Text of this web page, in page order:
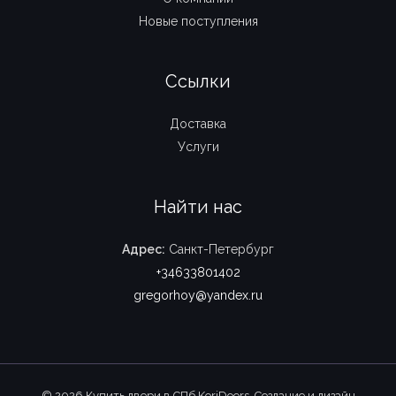
Новые поступления
Ссылки
Доставка
Услуги
Найти нас
Адрес: Санкт-Петербург
+34633801402
gregorhoy@yandex.ru